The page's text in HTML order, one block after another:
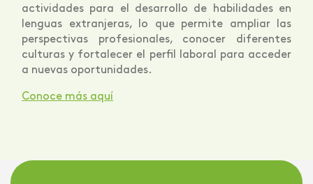
actividades para el desarrollo de habilidades en
lenguas extranjeras, lo que permite ampliar las
perspectivas profesionales, conocer diferentes
culturas y fortalecer el perfil laboral para acceder
a nuevas oportunidades.
Conoce más aquí